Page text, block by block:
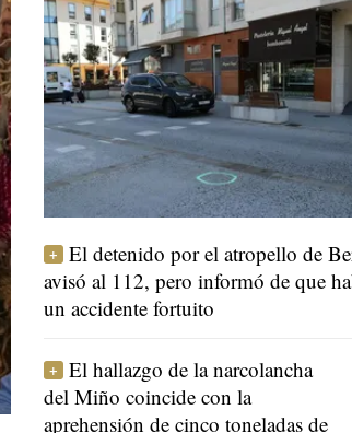
El detenido por el atropello de
avisó al 112, pero informó de que
un accidente fortuito
El hallazgo de la narcolancha
del Miño coincide con la
aprehensión de cinco toneladas de